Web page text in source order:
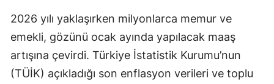
Gümüşhane
Hakkari
2026 yılı yaklaşırken milyonlarca memur ve
emekli, gözünü ocak ayında yapılacak maaş
artışına çevirdi. Türkiye İstatistik Kurumu’nun
(TÜİK) açıkladığı son enflasyon verileri ve toplu